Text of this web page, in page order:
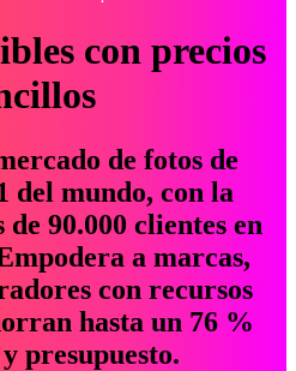
con precios
de fotos de
del mundo, con la
90.000 clientes en
a marcas,
con recursos
hasta un 76 %
presupuesto.